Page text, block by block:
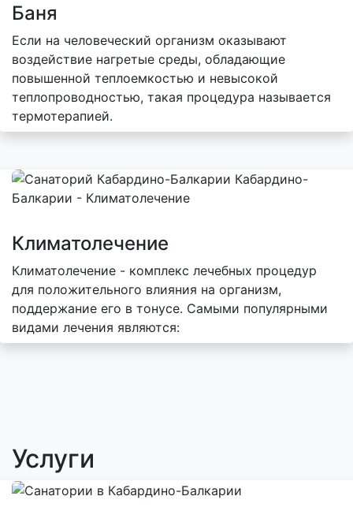
Баня
Если на человеческий организм оказывают
воздействие нагретые среды, обладающие
повышенной теплоемкостью и невысокой
теплопроводностью, такая процедура называется
термотерапией.
Климатолечение
Климатолечение - комплекс лечебных процедур
для положительного влияния на организм,
поддержание его в тонусе. Самыми популярными
видами лечения являются:
Услуги